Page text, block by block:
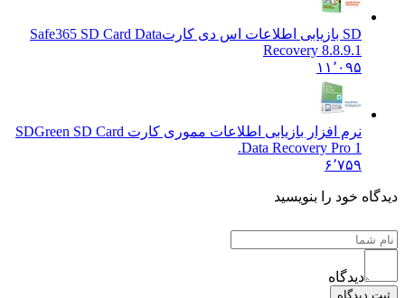
Safe365 SD Card Data
Recovery 8.8.9.1
۱۱٬۰۹۵
نرم افزار بازیابی اطلاعات مموری کارت SD Green SD Card
Data Recovery Pro 1.
خود را بنویسید
دیدگاه